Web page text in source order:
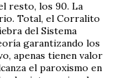
resto, los 90. La
Total, el Corralito
del Sistema
garantizando los
apenas tienen valor
el paroxismo en